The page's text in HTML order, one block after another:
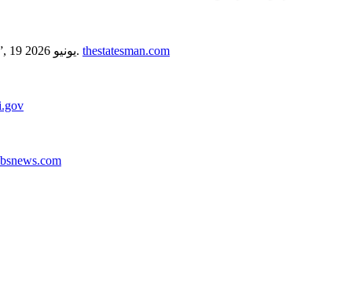
– “Tulsi Gabbard releases declassified COVID-19 files alleging Fauci shaped virus-origin assessments, misled US Congress”, 19 يونيو 2026. thestatesman.com